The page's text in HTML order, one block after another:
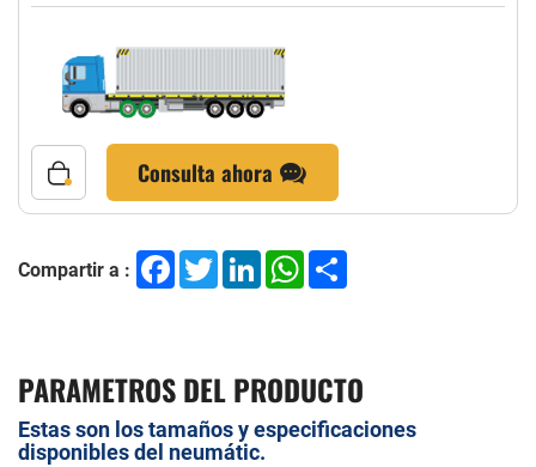
Consulta ahora
Compartir a : FacebookTwitterLinkedInWhatsApp
PARAMETROS DEL PRODUCTO
Estas son los tamaños y especificaciones
disponibles del neumátic.